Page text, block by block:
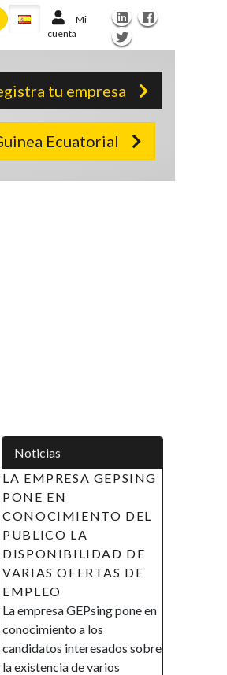
Mi
cuenta
tu empresa
Ecuatorial
Noticias
GEPSING
DEL
LA
DE
DE
GEPsing pone en
a los
interesados sobre
de varios
APOYO A LAS
MUJER EN GUINEA
(AIMUGE) - AVISO
RECLUTAMIENTO
RECLUTAMIENTO El
Gobierno de la
Guinea Ecuatorial en el
de su política de